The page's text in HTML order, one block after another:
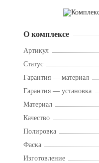
О комплексе
Артикул
Статус
Гарантия — материал
Гарантия — установка
Материал
Качество
Полировка
Фаска
Изготовление